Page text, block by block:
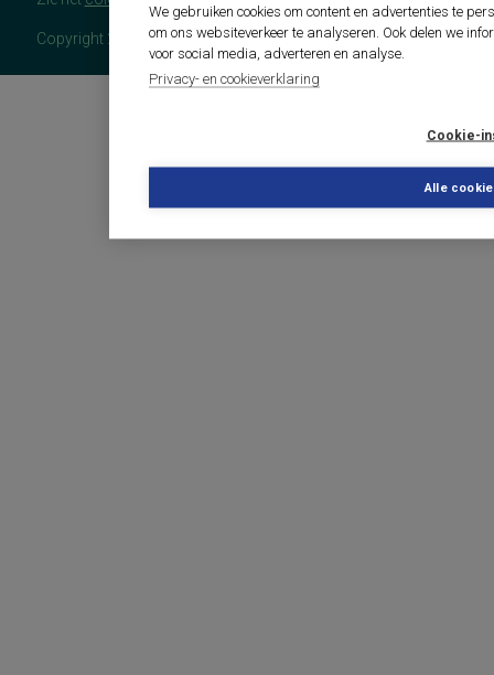
We gebruiken cookies om content en advertenties te
om ons websiteverkeer te analyseren. Ook delen we
voor social media, adverteren en analyse.
Privacy- en cookieverklaring
Cookie-
Alle
Copyright 2026 - COTAN Documentatie